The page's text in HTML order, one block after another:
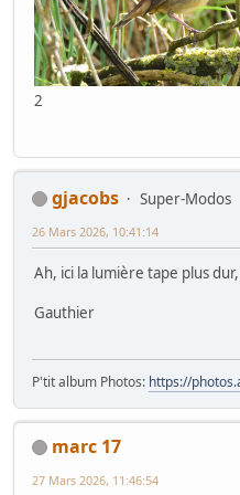
2
gjacobs
Super-Modos
26 Mars 2026, 10:41:14
Ah, ici la lumière tape plus
Gauthier
P'tit album Photos: https://
marc 17
27 Mars 2026, 11:46:54